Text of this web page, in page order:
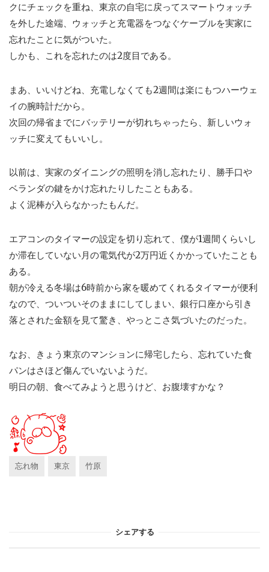
クにチェックを重ね、東京の自宅に戻ってスマートウォッチ
を外した途端、ウォッチと充電器をつなぐケーブルを実家に
忘れたことに気がついた。
しかも、これを忘れたのは2度目である。
まあ、いいけどね、充電しなくても2週間は楽にもつハーウェ
イの腕時計だから。
次回の帰省までにバッテリーが切れちゃったら、新しいウォ
ッチに変えてもいいし。
以前は、実家のダイニングの照明を消し忘れたり、勝手口や
ベランダの鍵をかけ忘れたりしたこともある。
よく泥棒が入らなかったもんだ。
エアコンのタイマーの設定を切り忘れて、僕が1週間くらいし
か滞在していない月の電気代が2万円近くかかっていたことも
ある。
朝が冷える冬場は6時前から家を暖めてくれるタイマーが便利
なので、ついついそのままにしてしまい、銀行口座から引き
落とされた金額を見て驚き、やっとこさ気づいたのだった。
なお、きょう東京のマンションに帰宅したら、忘れていた食
パンはさほど傷んでいないようだ。
明日の朝、食べてみようと思うけど、お腹壊すかな？
忘れ物 東京 竹原
シェアする